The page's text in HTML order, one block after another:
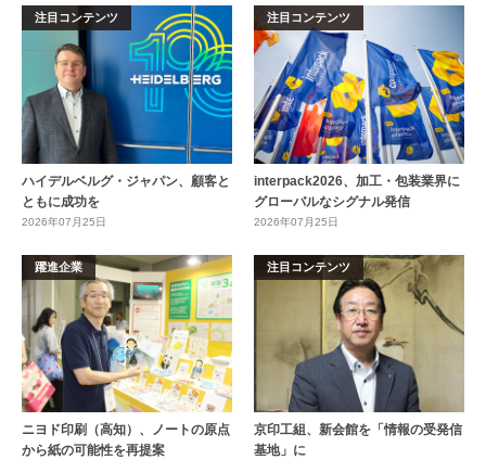
注目コンテンツ
ハイデルベルグ・ジャパン、顧客と
ともに成功を
2026年07月25日
注目コンテンツ
interpack2026、加工・包装業界に
グローバルなシグナル発信
2026年07月25日
躍進企業
ニヨド印刷（高知）、ノートの原点
から紙の可能性を再提案
注目コンテンツ
京印工組、新会館を「情報の受発信
基地」に